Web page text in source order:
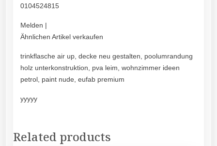
0104524815
Melden |
Ähnlichen Artikel verkaufen
trinkflasche air up, decke neu gestalten, poolumrandung
holz unterkonstruktion, pva leim, wohnzimmer ideen
petrol, paint nude, eufab premium
yyyyy
Related products